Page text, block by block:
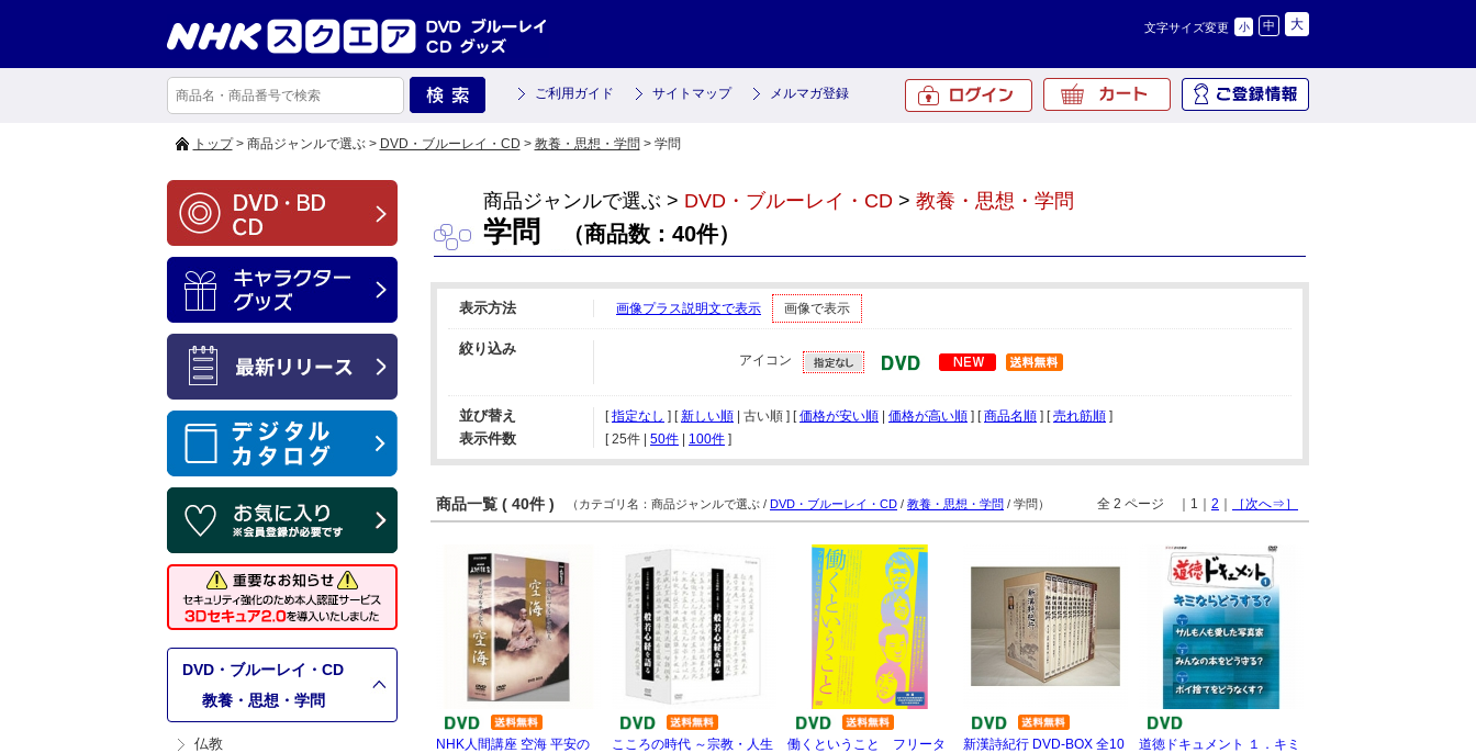
文字サイズ変更 小 中 大
ご利用ガイド サイトマップ メルマガ登録
トップ> 商品ジャンルで選ぶ > DVD・ブルーレイ・CD > 教養・思想・学問 > 学問
DVD・ブルーレイ・CD
教養・思想・学問
仏教
商品ジャンルで選ぶ > DVD・ブルーレイ・CD > 教養・思想・学問
学問 （商品数：40件）
表示方法 画像プラス説明文で表示 画像で表示
絞り込み
アイコン
並び替え [指定なし ] [新しい順 | 古い順 ] [価格が安い順 価格が高い順 ] [商品名順 ] [売れ筋順 ]
表示件数 [ 25件 50件 100件 ]
商品一覧 ( 40件 ) 全 2 ページ ｜1｜ 2 ［次へ⇒］
（カテゴリ名：商品ジャンルで選ぶ / DVD・ブルーレイ・CD / 教養・思想・学問 / 学問）
NHK人間講座 空海 平安の
こころの時代 ～宗教・人生
働くということ フリータ
新漢詩紀行 DVD-BOX 全10
道徳ドキュメント １．キミ